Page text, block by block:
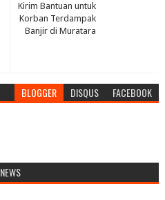
Kirim Bantuan untuk
Korban Terdampak
Banjir di Muratara
BLOGGER DISQUS FACEBOOK
NEWS